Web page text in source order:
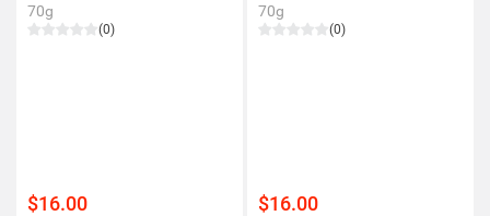
70g
(0)
$16.00
70g
(0)
$16.00